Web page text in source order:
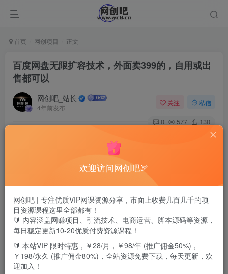
首页 网创项目 正文
百度网盘无限扩容技术，外面卖399的，自用或出
售都可以
网创吧_站长
4年前发布
关注 私信
0 577 130
【项目背景】亲测可用，亲测可用，刚刚才测试过的
欢迎访问网创吧🏹
网创吧 | 专注优质VIP网课资源分享，市面上收费几百几千的项
目资源课程这里全部都有！
🔰 内容涵盖网赚项目、引流技术、电商运营、脚本源码等资源，
每日稳定更新10-20优质付费资源课程！
🔰 本站VIP 限时特惠，￥28/月，￥98/年 (推广佣金50%)，
￥198/永久 (推广佣金80%)，全站资源免费下载，每天更新，欢
迎加入！